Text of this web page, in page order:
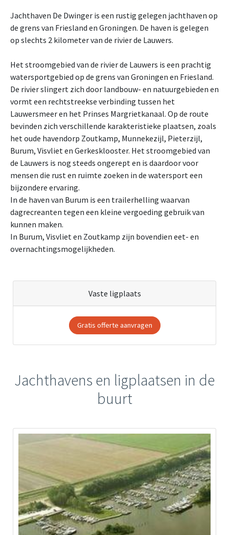
Jachthaven De Dwinger is een rustig gelegen jachthaven op
de grens van Friesland en Groningen. De haven is gelegen
op slechts 2 kilometer van de rivier de Lauwers.
Het stroomgebied van de rivier de Lauwers is een prachtig
watersportgebied op de grens van Groningen en Friesland.
De rivier slingert zich door landbouw- en natuurgebieden en
vormt een rechtstreekse verbinding tussen het
Lauwersmeer en het Prinses Margrietkanaal. Op de route
bevinden zich verschillende karakteristieke plaatsen, zoals
het oude havendorp Zoutkamp, Munnekezijl, Pieterzijl,
Burum, Visvliet en Gerkesklooster. Het stroomgebied van
de Lauwers is nog steeds ongerept en is daardoor voor
mensen die rust en ruimte zoeken in de watersport een
bijzondere ervaring.
In de haven van Burum is een trailerhelling waarvan
dagrecreanten tegen een kleine vergoeding gebruik van
kunnen maken.
In Burum, Visvliet en Zoutkamp zijn bovendien eet- en
overnachtingsmogelijkheden.
Vaste ligplaats
Gratis offerte aanvragen
Jachthavens en ligplaatsen in de
buurt